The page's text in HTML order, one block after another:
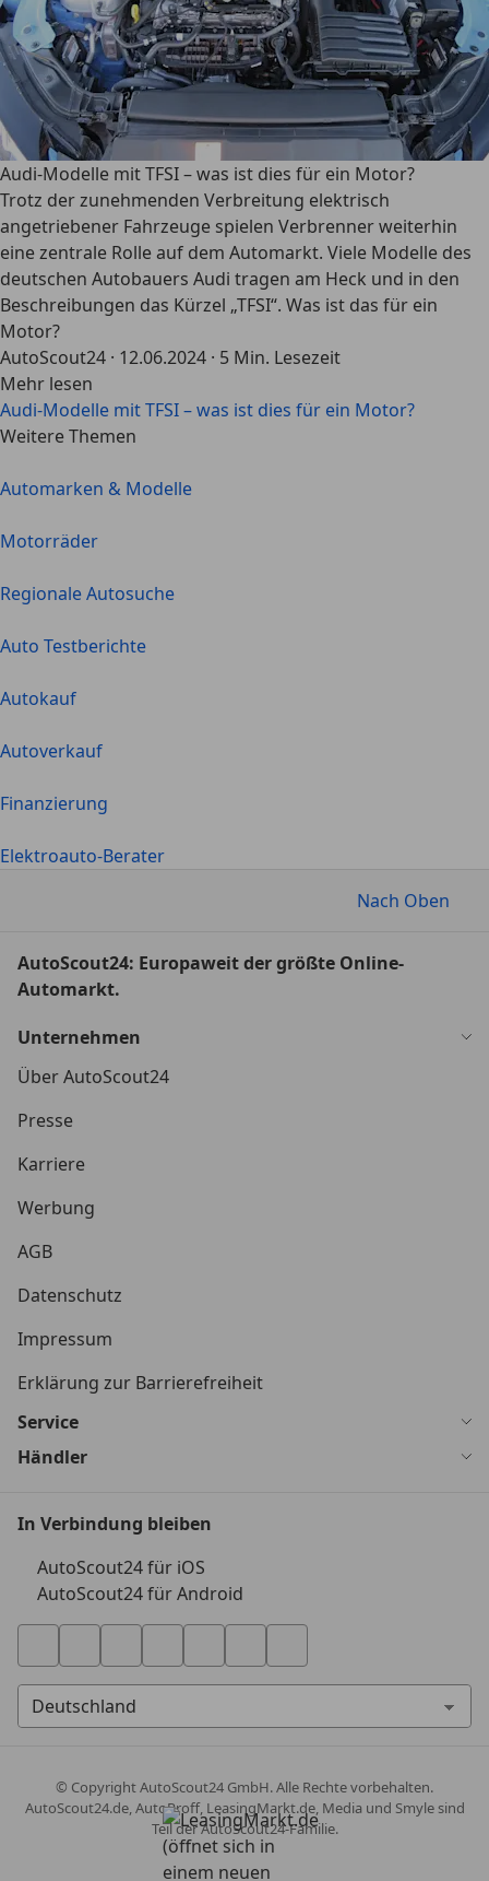
Audi-Modelle mit TFSI – was ist dies für ein Motor?
Trotz der zunehmenden Verbreitung elektrisch
angetriebener Fahrzeuge spielen Verbrenner weiterhin
eine zentrale Rolle auf dem Automarkt. Viele Modelle des
deutschen Autobauers Audi tragen am Heck und in den
Beschreibungen das Kürzel „TFSI“. Was ist das für ein
Motor?
AutoScout24 · 12.06.2024 · 5 Min. Lesezeit
Mehr lesen
Audi-Modelle mit TFSI – was ist dies für ein Motor?
Weitere Themen
Automarken & Modelle
Motorräder
Regionale Autosuche
Auto Testberichte
Autokauf
Autoverkauf
Finanzierung
Elektroauto-Berater
Nach Oben
AutoScout24: Europaweit der größte Online-
Automarkt.
Unternehmen
Über AutoScout24
Presse
Karriere
Werbung
AGB
Datenschutz
Impressum
Erklärung zur Barrierefreiheit
Service
Händler
In Verbindung bleiben
AutoScout24 für iOS
AutoScout24 für Android
© CopyrightAutoScout24 GmbH. Alle Rechte vorbehalten.
AutoScout24.de, AutoProff, LeasingMarkt.de, Media und Smyle sind
Teil der AutoScout24-Familie.